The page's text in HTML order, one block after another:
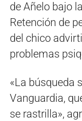
de Añelo bajo
Retención de
del chico
problemas
«La búsqueda
Vanguardia,
se rastrilla»,